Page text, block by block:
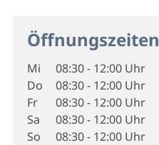
Öffnungszeiten
Mi
08:30 - 12:00 Uhr
Do
08:30 - 12:00 Uhr
Fr
08:30 - 12:00 Uhr
Sa
08:30 - 12:00 Uhr
So
08:30 - 12:00 Uhr